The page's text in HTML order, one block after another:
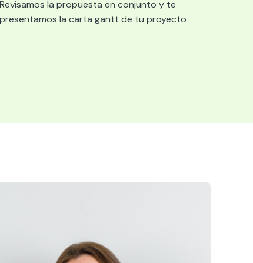
Revisamos la propuesta en conjunto y te
presentamos la carta gantt de tu proyecto